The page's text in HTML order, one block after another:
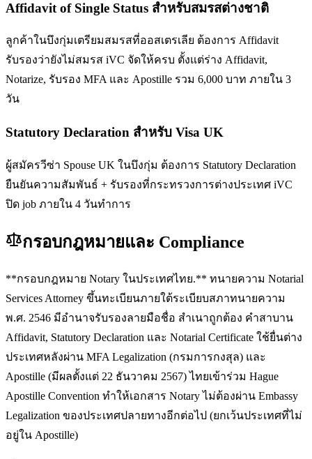
Affidavit of Single Status สำหรับสมรสต่างชาติ
ลูกค้าในบึงกุ่มเตรียมสมรสที่ออสเตรเลีย ต้องการ Affidavit
รับรองว่ายังไม่สมรส iVC จัดให้ครบ ตั้งแต่ร่าง Affidavit,
Notarize, รับรอง MFA และ Apostille รวม 6,000 บาท ภายใน 3
วัน
Statutory Declaration สำหรับ Visa UK
ผู้สมัครวีซ่า Spouse UK ในบึงกุ่ม ต้องการ Statutory Declaration
ยืนยันความสัมพันธ์ + รับรองที่กระทรวงการต่างประเทศ iVC
ปิด job ภายใน 4 วันทำการ
กรอบกฎหมายและ Compliance
**กรอบกฎหมาย Notary ในประเทศไทย.** ทนายความ Notarial
Services Attorney ขึ้นทะเบียนภายใต้ระเบียบสภาทนายความ
พ.ศ. 2546 มีอำนาจรับรองลายมือชื่อ สำเนาถูกต้อง คำสาบาน
Affidavit, Statutory Declaration และ Notarial Certificate ใช้ยื่นต่าง
ประเทศหลังผ่าน MFA Legalization (กรมการกงสุล) และ
Apostille (มีผลตั้งแต่ 22 ธันวาคม 2567) ไทยเข้าร่วม Hague
Apostille Convention ทำให้เอกสาร Notary ไม่ต้องผ่าน Embassy
Legalization ของประเทศปลายทางอีกต่อไป (ยกเว้นประเทศที่ไม่
อยู่ใน Apostille)